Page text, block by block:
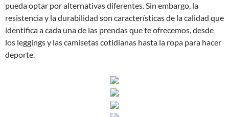
pueda optar por alternativas diferentes. Sin embargo, la
resistencia y la durabilidad son características de la calidad que
identifica a cada una de las prendas que te ofrecemos, desde
los leggings y las camisetas cotidianas hasta la ropa para hacer
deporte.